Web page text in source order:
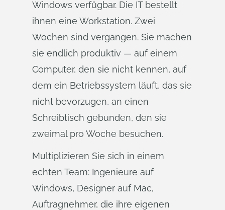
Windows verfügbar. Die IT bestellt
ihnen eine Workstation. Zwei
Wochen sind vergangen. Sie machen
sie endlich produktiv — auf einem
Computer, den sie nicht kennen, auf
dem ein Betriebssystem läuft, das sie
nicht bevorzugen, an einen
Schreibtisch gebunden, den sie
zweimal pro Woche besuchen.
Multiplizieren Sie sich in einem
echten Team: Ingenieure auf
Windows, Designer auf Mac,
Auftragnehmer, die ihre eigenen